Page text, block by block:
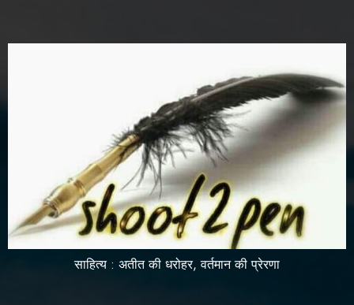
साहित्य : अतीत की धरोहर, वर्तमान की प्रेरणा